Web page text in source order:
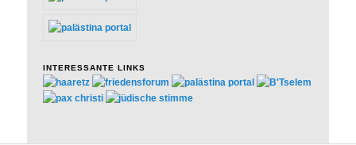
INTERESSANTE LINKS